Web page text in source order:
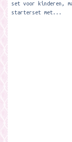
set voor kinderen,
starterset met...